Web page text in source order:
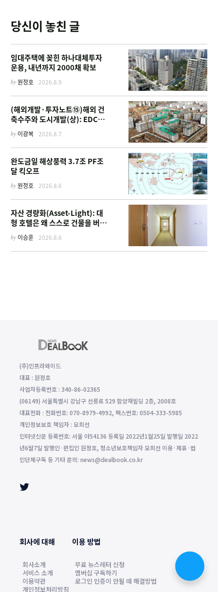
당신이 놓친 글
임대주택에 꽂힌 하나대체투자
운용, 내년까지 2000채 확보
by원정호 2026.8.9
(해외개발·투자노트⑮)해외 건
축수주와 도시개발(상): EDCF
부터 계열사 진출 위한 복합시설
까지
by 이광복 2026.8.7
완도금일 해상풍력 3.7조 PF조
달 킥오프
by원정호 2026.8.6
자산 경량화(Asset-Light): 대
형 호텔은 왜 스스로 건물을 버리
고 '이름'만 팔기 시작했을까
by 이승훈 2026.8.6
(주)인프라와이드
대표 : 원정호
사업자등록번호 : 340-86-02365
(06149) 서울특별시 강남구 선릉로 529 함양재빌딩 2층, 2008호
대표전화 : 전화번호: 070-8979-4992, 팩스번호: 0504-333-5985
개인정보보호 책임자 : 모희선
인터넷신문 등록번호: 서울 아54136 등록일 2022년1월25일 발행일 2022
년6월7일 발행인·편집인 원정호, 청소년보호책임자 모희선 이용·제휴·법
인단체구독 등 기타 문의: news@dealbook.co.kr
회사에 대해
회사소개
서비스 소개
이용약관
개인정보처리방침
이용 방법
무료 뉴스레터 신청
멤버십 구독하기
로그인 인증이 안될 때 해결방법